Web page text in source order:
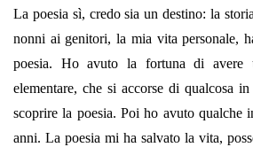
La poesia sì, credo sia un destino: la
nonni ai genitori, la mia vita personale,
poesia. Ho avuto la fortuna di avere
elementare, che si accorse di qualcosa
scoprire la poesia. Poi ho avuto qualche
anni. La poesia mi ha salvato la vita,